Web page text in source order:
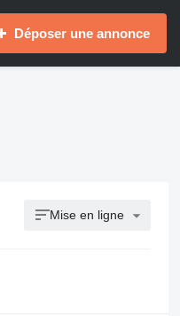
Déposer une annonce
Mise en ligne